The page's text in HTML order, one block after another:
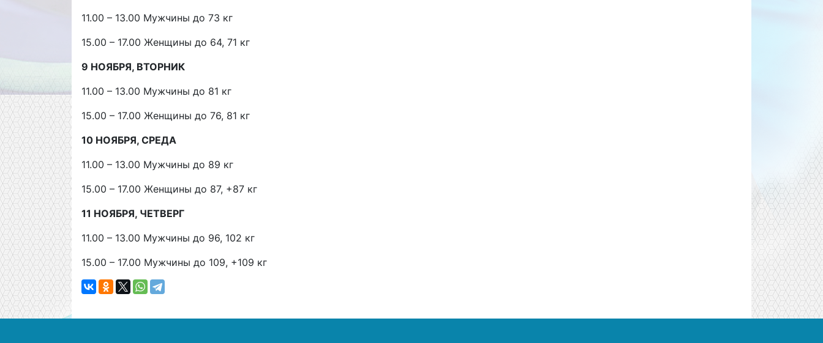
11.00 – 13.00 Мужчины до 73 кг
15.00 – 17.00 Женщины до 64, 71 кг
9 НОЯБРЯ, ВТОРНИК
11.00 – 13.00 Мужчины до 81 кг
15.00 – 17.00 Женщины до 76, 81 кг
10 НОЯБРЯ, СРЕДА
11.00 – 13.00 Мужчины до 89 кг
15.00 – 17.00 Женщины до 87, +87 кг
11 НОЯБРЯ, ЧЕТВЕРГ
11.00 – 13.00 Мужчины до 96, 102 кг
15.00 – 17.00 Мужчины до 109, +109 кг